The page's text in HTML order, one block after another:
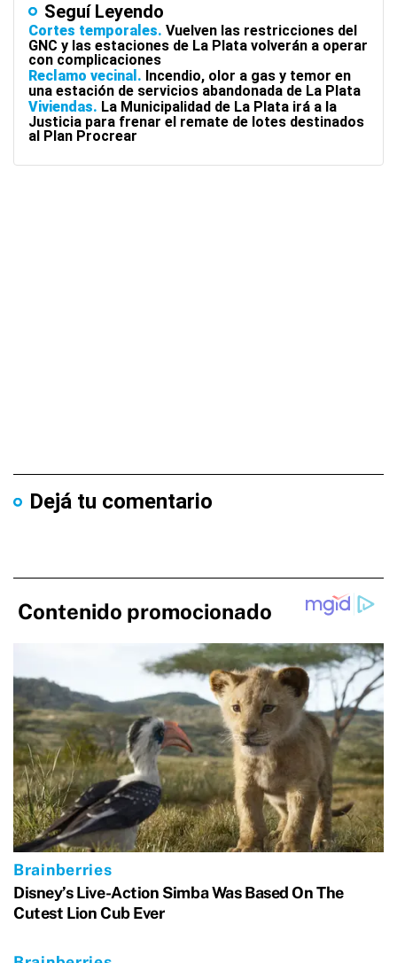
Seguí Leyendo
Cortes temporales Vuelven las restricciones del
GNC y las estaciones de La Plata volverán a operar
con complicaciones
Reclamo vecinal
Incendio, olor a gas y temor en
una estación de servicios abandonada de La Plata
Viviendas La Municipalidad de La Plata irá a la
Justicia para frenar el remate de lotes destinados
al Plan Procrear
Dejá tu comentario